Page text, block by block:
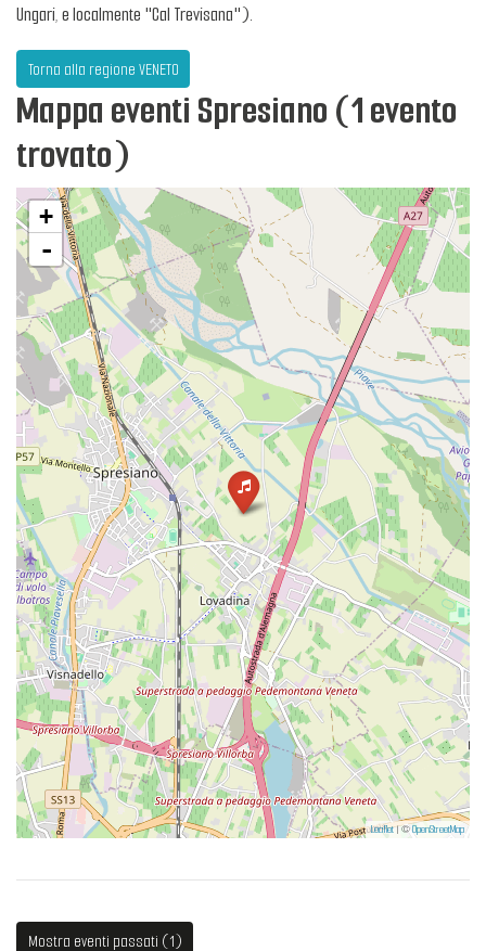
Ungari, e localmente "Cal Trevisana").
Torna alla regione VENETO
Mappa eventi Spresiano (1 evento
trovato)
+
-
Leaflet| ©OpenStreetMap
Mostra eventi passati (1)